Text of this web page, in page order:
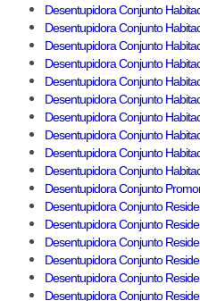
Desentupidora Conjunto
Desentupidora Conjunto
Desentupidora Conjunto
Desentupidora Conjunto
Desentupidora Conjunto
Desentupidora Conjunto
Desentupidora Conjunto
Desentupidora Conjunto
Desentupidora Conjunto
Desentupidora Conjunto
Desentupidora Conjunto
Desentupidora Conjunto
Desentupidora Conjunto
Desentupidora Conjunto
Desentupidora Conjunto
Desentupidora Conjunto
Desentupidora Conjunto